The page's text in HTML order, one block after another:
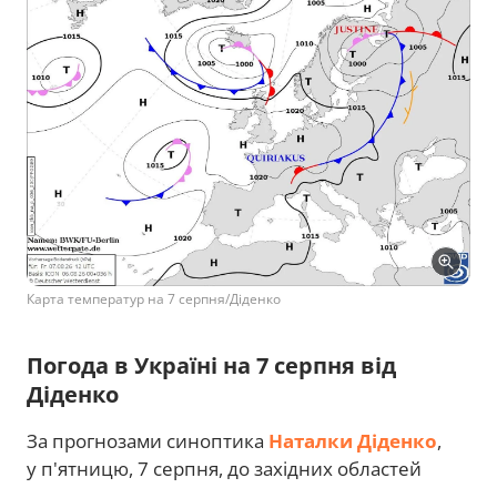
Карта температур на 7 серпня/Діденко
Погода в Україні на 7 серпня від
Діденко
За прогнозами синоптика Наталки Діденко,
у п'ятницю, 7 серпня, до західних областей